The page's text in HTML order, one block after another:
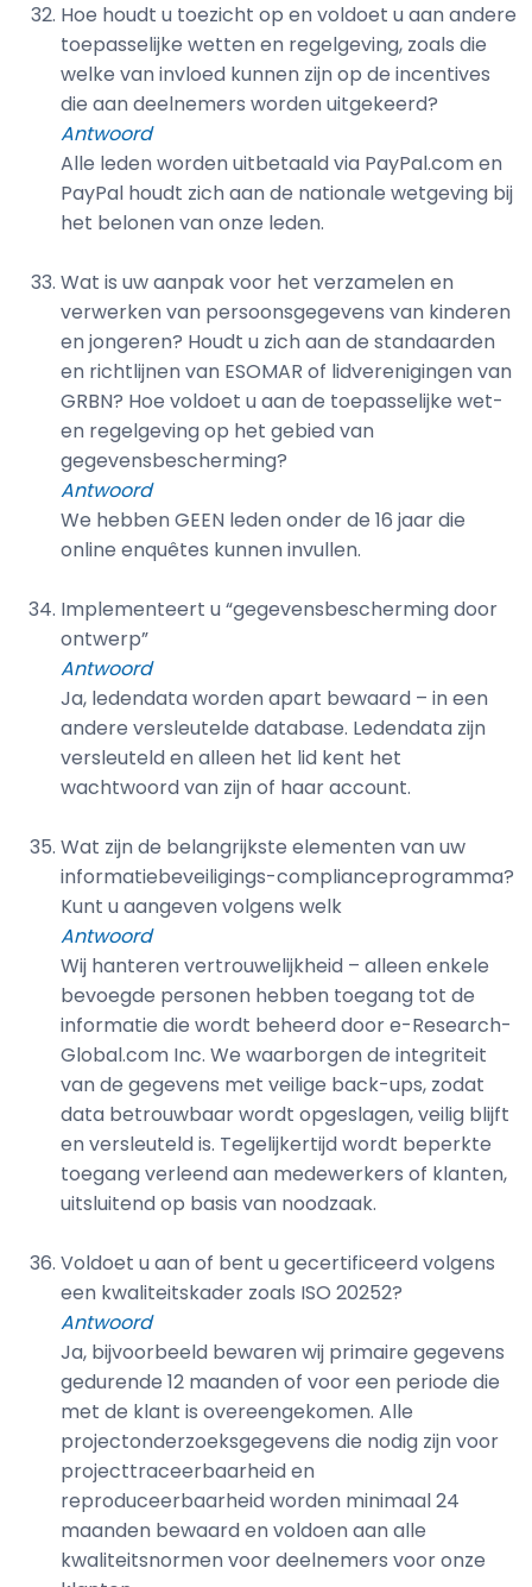
Hoe houdt u toezicht op en voldoet u aan andere
toepasselijke wetten en regelgeving, zoals die
welke van invloed kunnen zijn op de incentives
die aan deelnemers worden uitgekeerd?
Antwoord
Alle leden worden uitbetaald via PayPal.com en
PayPal houdt zich aan de nationale wetgeving bij
het belonen van onze leden.
Wat is uw aanpak voor het verzamelen en
verwerken van persoonsgegevens van kinderen
en jongeren? Houdt u zich aan de standaarden
en richtlijnen van ESOMAR of lidverenigingen van
GRBN? Hoe voldoet u aan de toepasselijke wet-
en regelgeving op het gebied van
gegevensbescherming?
Antwoord
We hebben GEEN leden onder de 16 jaar die
online enquêtes kunnen invullen.
Implementeert u “gegevensbescherming door
ontwerp”
Antwoord
Ja, ledendata worden apart bewaard – in een
andere versleutelde database. Ledendata zijn
versleuteld en alleen het lid kent het
wachtwoord van zijn of haar account.
Wat zijn de belangrijkste elementen van uw
informatiebeveiligings-complianceprogramma?
Kunt u aangeven volgens welk
Antwoord
Wij hanteren vertrouwelijkheid – alleen enkele
bevoegde personen hebben toegang tot de
informatie die wordt beheerd door e-Research-
Global.com Inc. We waarborgen de integriteit
van de gegevens met veilige back-ups, zodat
data betrouwbaar wordt opgeslagen, veilig blijft
en versleuteld is. Tegelijkertijd wordt beperkte
toegang verleend aan medewerkers of klanten,
uitsluitend op basis van noodzaak.
Voldoet u aan of bent u gecertificeerd volgens
een kwaliteitskader zoals ISO 20252?
Antwoord
Ja, bijvoorbeeld bewaren wij primaire gegevens
gedurende 12 maanden of voor een periode die
met de klant is overeengekomen. Alle
projectonderzoeksgegevens die nodig zijn voor
projecttraceerbaarheid en
reproduceerbaarheid worden minimaal 24
maanden bewaard en voldoen aan alle
kwaliteitsnormen voor deelnemers voor onze